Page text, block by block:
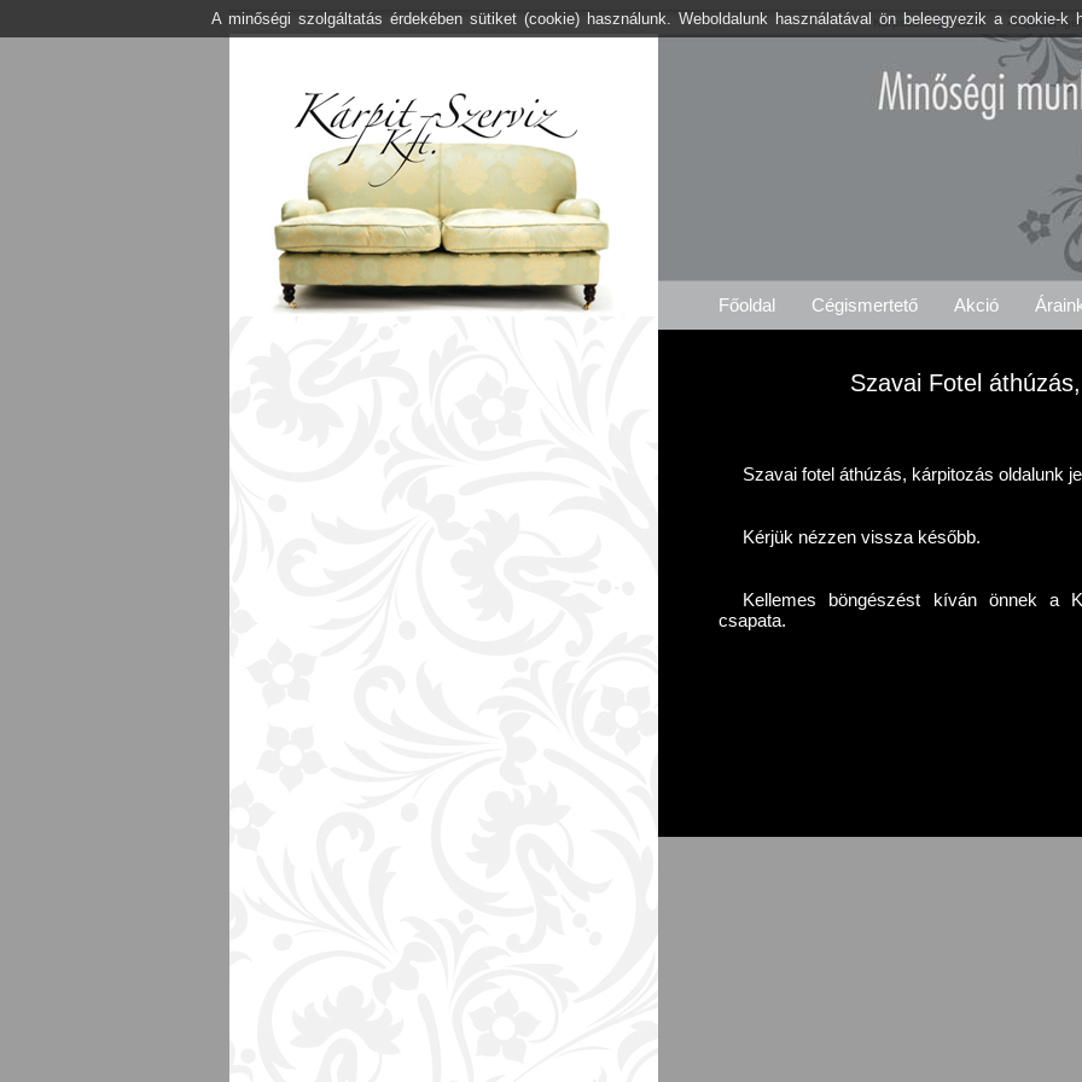
Kárpitos .org Szava Árajánlat
Főoldal Cégismertető Akció
Szavai Fotel
Szavai fotel áthúzás, kárpitozás oldalunk
Kérjük nézzen vissza később.
Kellemes böngészést kíván önnek a
csapata.
A minőségi szolgáltatás érdekében sütiket (cookie) használunk. Weboldalunk használatával ön beleegyezik a cookie-k